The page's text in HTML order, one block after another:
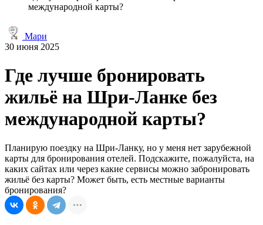
международной карты?
Мари
30 июня 2025
Где лучше бронировать
жильё на Шри-Ланке без
международной карты?
Планирую поездку на Шри-Ланку, но у меня нет зарубежной
карты для бронирования отелей. Подскажите, пожалуйста, на
каких сайтах или через какие сервисы можно забронировать
жильё без карты? Может быть, есть местные варианты
бронирования?